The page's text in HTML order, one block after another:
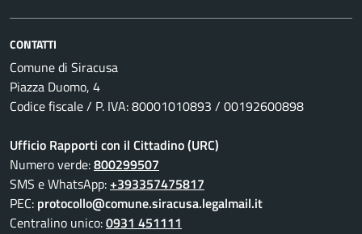
CONTATTI
Comune di Siracusa
Piazza Duomo, 4
Codice fiscale / P. IVA: 80001010893 / 00192600898
Ufficio Rapporti con il Cittadino (URC)
Numero verde:800299507
SMS e WhatsApp:+393357475817
PEC: protocollo@comune.siracusa.legalmail.it
Centralino unico:0931 451111